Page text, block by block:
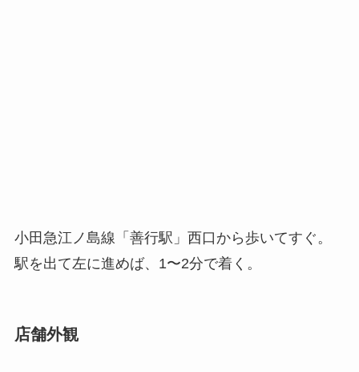
小田急江ノ島線「善行駅」西口から歩いてすぐ。
駅を出て左に進めば、1〜2分で着く。
店舗外観